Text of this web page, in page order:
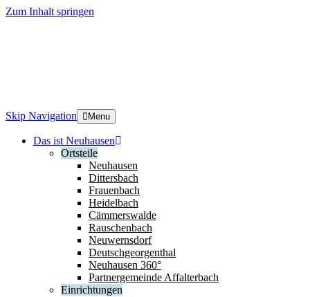
Zum Inhalt springen
Skip Navigation Menu
Das ist Neuhausen
Ortsteile
Neuhausen
Dittersbach
Frauenbach
Heidelbach
Cämmerswalde
Rauschenbach
Neuwernsdorf
Deutschgeorgenthal
Neuhausen 360°
Partnergemeinde Affalterbach
Einrichtungen